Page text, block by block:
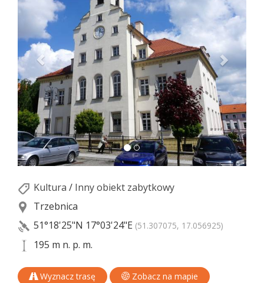
Kultura / Inny obiekt zabytkowy
Trzebnica
51°18'25"N 17°03'24"E (51.307075, 17.056925)
195 m n. p. m.
Wyznacz trasę Zobacz na mapie